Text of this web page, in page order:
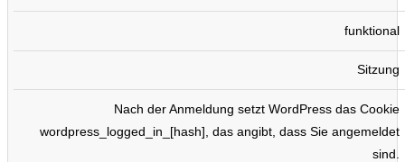
funktional
Sitzung
Nach der Anmeldung setzt WordPress das Cookie
wordpress_logged_in_[hash], das angibt, dass Sie angemeldet
sind.